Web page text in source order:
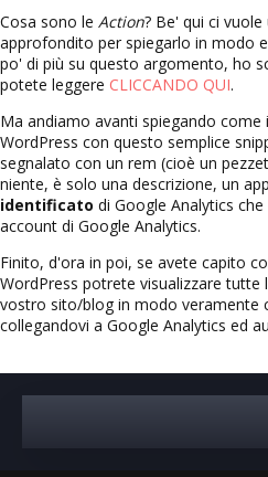
Cosa sono le Action? Be' qui ci
approfondito per spiegarlo in modo
po' di più su questo argomento, ho
potete leggere CLICCANDO QUI.
Ma andiamo avanti spiegando come
WordPress con questo semplice
segnalato con un rem (cioè un
niente, è solo una descrizione, un
identificato di Google Analytics
account di Google Analytics.
Finito, d'ora in poi, se avete capito
WordPress potrete visualizzare tutte
vostro sito/blog in modo veramente
collegandovi a Google Analytics ed